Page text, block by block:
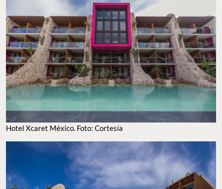
Hotel Xcaret México. Foto: Cortesía